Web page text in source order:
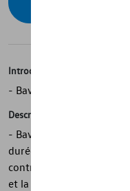
Introduction
- Bavettes avant
Description
- Bavettes avant
durée de vie - Durable -
contre la saleté -
et la porte - Réduit les